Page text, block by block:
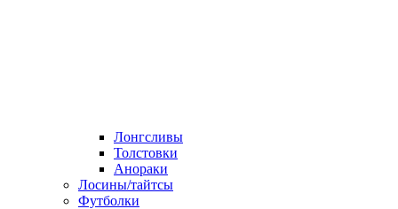
Лонгсливы
Толстовки
Анораки
Лосины/тайтсы
Футболки